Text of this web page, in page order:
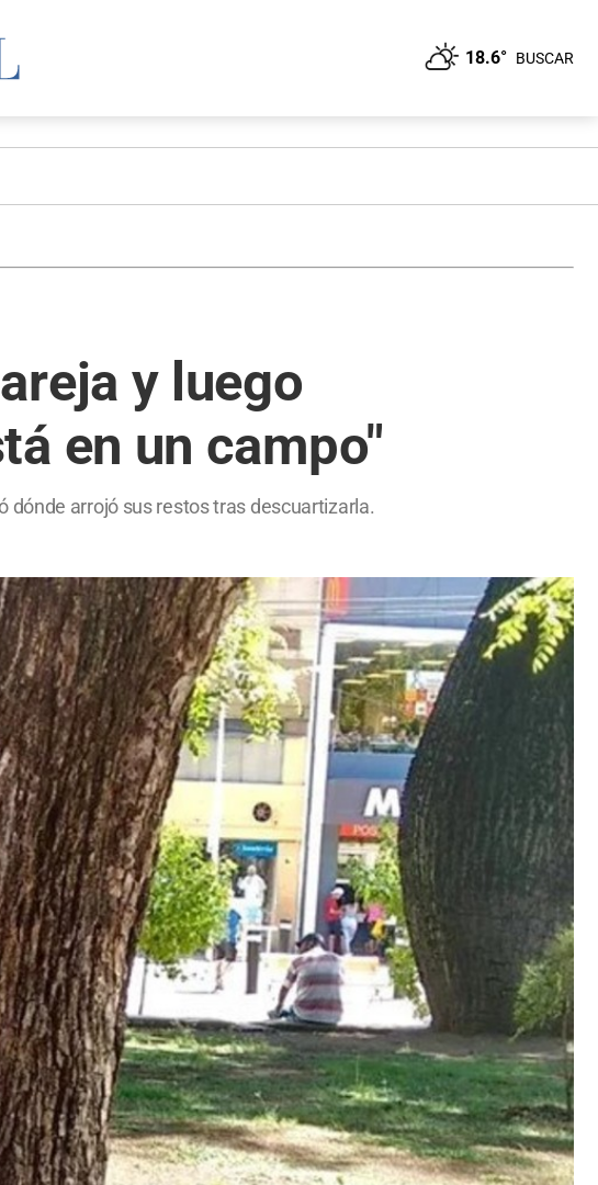
18.6° BUSCAR
y luego
en un campo"
dónde arrojó sus restos tras descuartizarla.